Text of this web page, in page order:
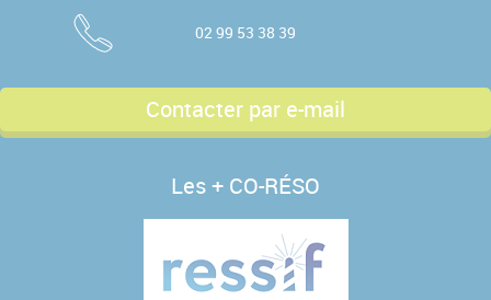
02 99 53 38 39
Contacter par e-mail
Les + CO-RÉSO